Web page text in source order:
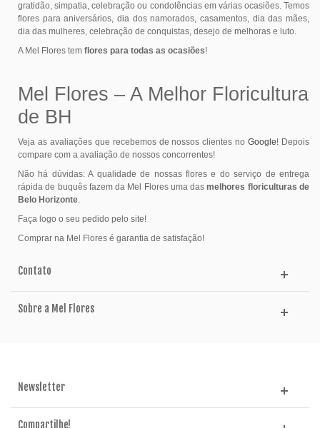
gratidão, simpatia, celebração ou condolências em várias ocasiões. Temos
flores para aniversários, dia dos namorados, casamentos, dia das mães,
dia das mulheres, celebração de conquistas, desejo de melhoras e luto.
A Mel Flores tem flores para todas as ocasiões!
Mel Flores – A Melhor Floricultura
de BH
Veja as avaliações que recebemos de nossos clientes noGoogle! Depois
compare com a avaliação de nossos concorrentes!
Não há dúvidas: A qualidade de nossas flores e do serviço de entrega
rápida de buquês fazem da Mel Flores uma dasmelhores floriculturas de
Belo Horizonte.
Faça logo o seu pedido pelo site!
Comprar na Mel Flores é garantia de satisfação!
Contato
Sobre a Mel Flores
Newsletter
Compartilhe!